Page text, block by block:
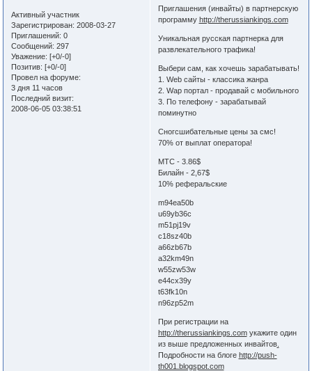
Активный участник
Зарегистрирован: 2008-03-27
Приглашений: 0
Сообщений: 297
Уважение: [+0/-0]
Позитив: [+0/-0]
Провел на форуме:
3 дня 11 часов
Последний визит:
2008-06-05 03:38:51
Приглашения (инвайты) в партнерскую
программу http://therussiankings.com
Уникальная русская партнерка для
развлекательного трафика!
Выбери сам, как хочешь зарабатывать!
1. Web сайты - классика жанра
2. Wap портал - продавай с мобильного
3. По телефону - зарабатывай
поминутно
Сногсшибательные цены за смс!
70% от выплат оператора!
МТС - 3.86$
Билайн - 2,67$
10% реферальские
m94ea50b
u69yb36c
m51pj19v
c18sz40b
a66zb67b
a32km49n
w55zw53w
e44cx39y
t63fk10n
n96zp52m
При регистрации на
http://therussiankings.comукажите один
из выше предложенных инвайтов.
Подробности на блоге http://push-
th001.blogspot.com